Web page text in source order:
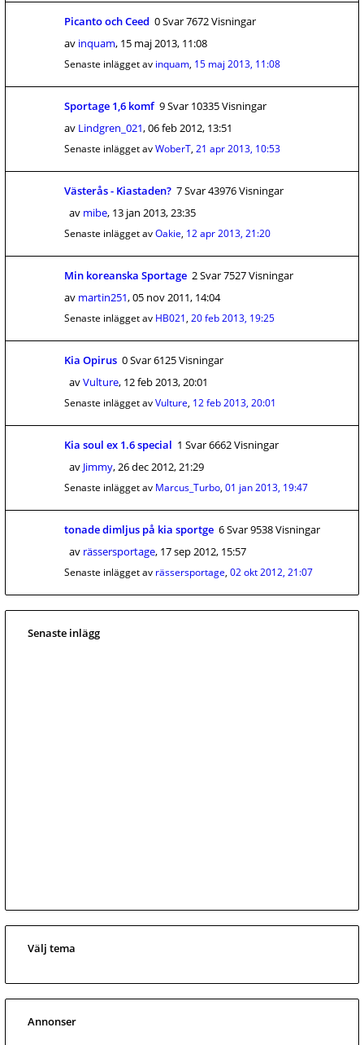
Picanto och Ceed 0 Svar 7672 Visningar
av inquam, 15 maj 2013, 11:08
Senaste inlägget av inquam, 15 maj 2013, 11:08
Sportage 1,6 komf 9 Svar 10335 Visningar
av Lindgren_021,06 feb 2012, 13:51
Senaste inlägget avWoberT, 21 apr 2013, 10:53
Västerås - Kiastaden? 7 Svar 43976 Visningar
av mibe, 13 jan 2013, 23:35
Senaste inlägget avOakie, 12 apr 2013, 21:20
Min koreanska Sportage 2 Svar 7527 Visningar
av martin251,05 nov 2011, 14:04
Senaste inlägget av HB021, 20 feb 2013, 19:25
Kia Opirus 0 Svar 6125 Visningar
avVulture, 12 feb 2013, 20:01
Senaste inlägget avVulture, 12 feb 2013, 20:01
Kia soul ex 1.6 special 1 Svar 6662 Visningar
av Jimmy,26 dec 2012, 21:29
Senaste inlägget av Marcus_Turbo, 01 jan 2013, 19:47
tonade dimljus på kia sportge 6 Svar 9538 Visningar
av rässersportage, 17 sep 2012, 15:57
Senaste inlägget av rässersportage, 02 okt 2012, 21:07
Senaste inlägg
Välj tema
Annonser